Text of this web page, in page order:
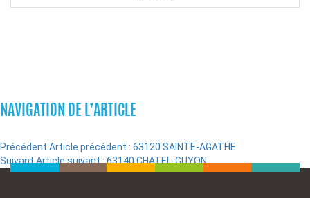
NAVIGATION DE L’ARTICLE
Précédent Article précédent : 63120 SAINTE-AGATHE
SuivantArticle suivant :63140 CHATEL-GUYON